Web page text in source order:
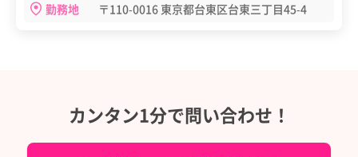
勤務地
〒110-0016 東京都台東区台東三丁目45-4
カンタン1分で問い合わせ！